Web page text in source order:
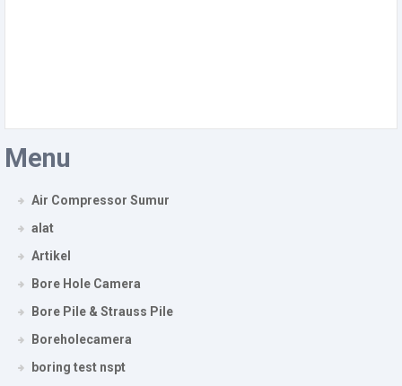
Menu
Air Compressor Sumur
alat
Artikel
Bore Hole Camera
Bore Pile & Strauss Pile
Boreholecamera
boring test nspt